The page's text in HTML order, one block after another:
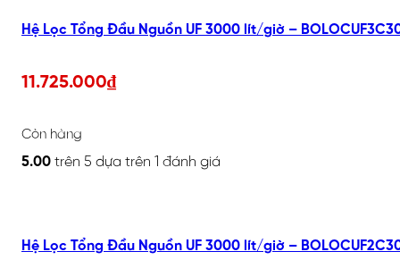
Hệ Lọc Tổng Đầu Nguồn UF 3000 lít/giờ –
11.725.000₫
Còn hàng
5.00 trên 5 dựa trên 1 đánh giá
Hệ Lọc Tổng Đầu Nguồn UF 3000 lít/giờ –